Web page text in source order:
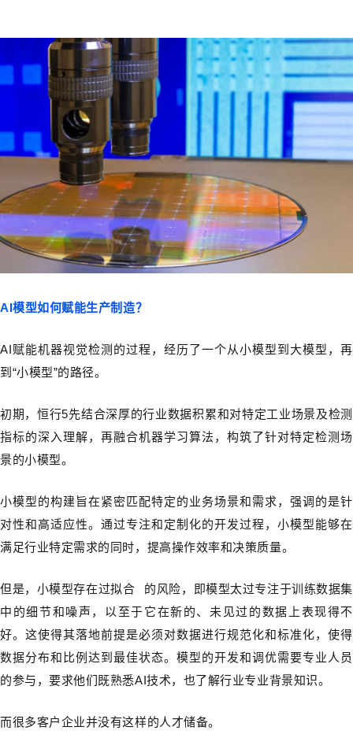
AI模型如何赋能生产制造？
AI赋能机器视觉检测的过程，经历了一个从小模型到大模型，再
到“小模型”的路径。
初期，恒行5先结合深厚的行业数据积累和对特定工业场景及检测
指标的深入理解，再融合机器学习算法，构筑了针对特定检测场
景的小模型。
小模型的构建旨在紧密匹配特定的业务场景和需求，强调的是针
对性和高适应性。通过专注和定制化的开发过程，小模型能够在
满足行业特定需求的同时，提高操作效率和决策质量。
但是，小模型存在过拟合
的风险，即模型太过专注于训练数据集
中的细节和噪声，以至于它在新的、未见过的数据上表现得不
好。这使得其落地前提是必须对数据进行规范化和标准化，使得
数据分布和比例达到最佳状态。模型的开发和调优需要专业人员
的参与，要求他们既熟悉AI技术，也了解行业专业背景知识。
而很多客户企业并没有这样的人才储备。